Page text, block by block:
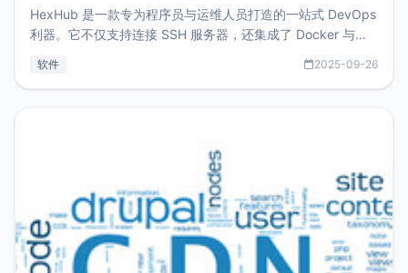
HexHub 是一款专为程序员与运维人员打造的一站式 DevOps
利器。它不仅支持连接 SSH 服务器，还集成了 Docker 与常
件间频繁切换，仅凭 HexHub 即可同时搞定运维与数据库操
软件 2025-09-26